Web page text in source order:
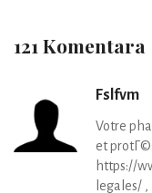
121 Komentara
Fslfvm
Votre
et
https://
legales/